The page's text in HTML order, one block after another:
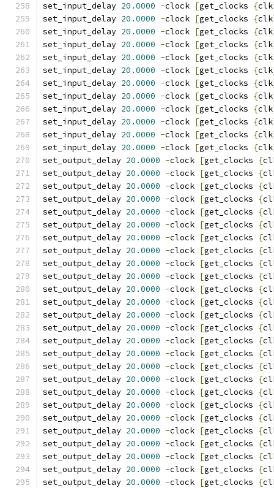
set_input_delay 20.0000 -clock [get_clocks {clk
set_input_delay 20.0000 -clock [get_clocks {clk
set_input_delay 20.0000 -clock [get_clocks {clk
set_input_delay 20.0000 -clock [get_clocks {clk
set_input_delay 20.0000 -clock [get_clocks {clk
set_input_delay 20.0000 -clock [get_clocks {clk
set_input_delay 20.0000 -clock [get_clocks {clk
set_input_delay 20.0000 -clock [get_clocks {clk
set_input_delay 20.0000 -clock [get_clocks {clk
set_input_delay 20.0000 -clock [get_clocks {clk
set_input_delay 20.0000 -clock [get_clocks {clk
set_input_delay 20.0000 -clock [get_clocks {clk
set_output_delay 20.0000 -clock [get_clocks {
set_output_delay 20.0000 -clock [get_clocks {
set_output_delay 20.0000 -clock [get_clocks {
set_output_delay 20.0000 -clock [get_clocks {
set_output_delay 20.0000 -clock [get_clocks {
set_output_delay 20.0000 -clock [get_clocks {
set_output_delay 20.0000 -clock [get_clocks {
set_output_delay 20.0000 -clock [get_clocks {
set_output_delay 20.0000 -clock [get_clocks {
set_output_delay 20.0000 -clock [get_clocks {
set_output_delay 20.0000 -clock [get_clocks {
set_output_delay 20.0000 -clock [get_clocks {
set_output_delay 20.0000 -clock [get_clocks {
set_output_delay 20.0000 -clock [get_clocks {
set_output_delay 20.0000 -clock [get_clocks {
set_output_delay 20.0000 -clock [get_clocks {
set_output_delay 20.0000 -clock [get_clocks {
set_output_delay 20.0000 -clock [get_clocks {
set_output_delay 20.0000 -clock [get_clocks {
set_output_delay 20.0000 -clock [get_clocks {
set_output_delay 20.0000 -clock [get_clocks {
set_output_delay 20.0000 -clock [get_clocks {
set_output_delay 20.0000 -clock [get_clocks {
set_output_delay 20.0000 -clock [get_clocks {
set_output_delay 20.0000 -clock [get_clocks {
set_output_delay 20.0000 -clock [get_clocks {